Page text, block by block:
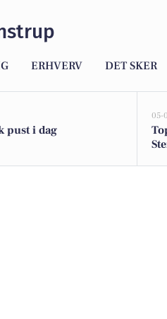
ERHVERV DET SKER
pust i dag
05-